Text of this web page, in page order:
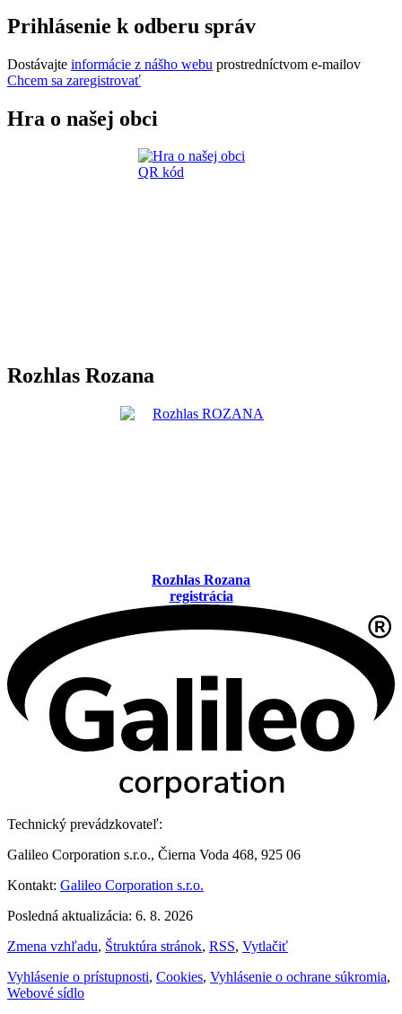
Prihlásenie k odberu správ
Dostávajte informácie z nášho webu prostredníctvom e-mailov
Chcem sa zaregistrovať
Hra o našej obci
Rozhlas Rozana
Rozhlas Rozana
registrácia
Technický prevádzkovateľ:
Galileo Corporation s.r.o., Čierna Voda 468, 925 06
Kontakt: Galileo Corporation s.r.o.
Posledná aktualizácia: 6. 8. 2026
Zmena vzhľadu, Štruktúra stránok, RSS, Vytlačiť
Vyhlásenie o prístupnosti, Cookies, Vyhlásenie o ochrane súkromia,
Webové sídlo